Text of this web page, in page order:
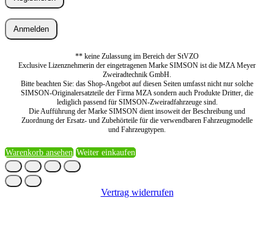
Anmelden
** keine Zulassung im Bereich der StVZO
Exclusive Lizenznehmerin der eingetragenen Marke SIMSON ist die MZA Meyer
Zweiradtechnik GmbH.
Bitte beachten Sie: das Shop-Angebot auf diesen Seiten umfasst nicht nur solche
SIMSON-Originalersatzteile der Firma MZA sondern auch Produkte Dritter, die
lediglich passend für SIMSON-Zweiradfahrzeuge sind.
Die Aufführung der Marke SIMSON dient insoweit der Beschreibung und
Zuordnung der Ersatz- und Zubehörteile für die verwendbaren Fahrzeugmodelle
und Fahrzeugtypen.
Warenkorb ansehen Weiter einkaufen
Vertrag widerrufen